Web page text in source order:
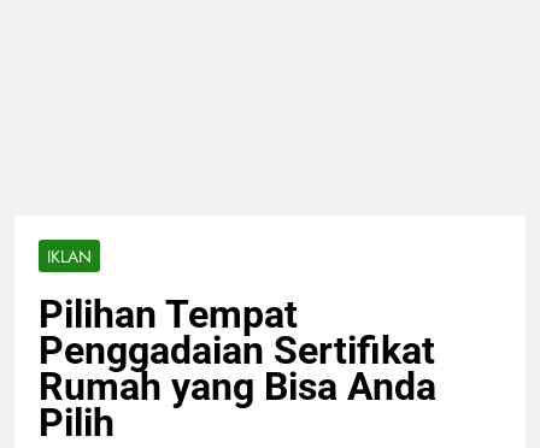
IKLAN
Pilihan Tempat
Penggadaian Sertifikat
Rumah yang Bisa Anda
Pilih